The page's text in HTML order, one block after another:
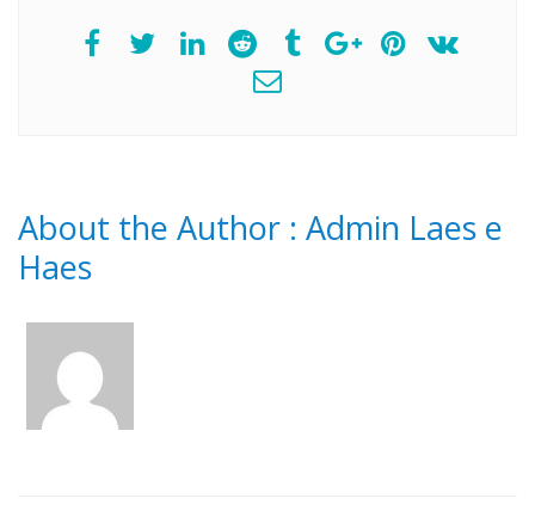
About the Author : Admin Laes e
Haes